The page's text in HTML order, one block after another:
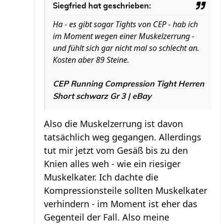
Siegfried hat geschrieben:
Ha - es gibt sogar Tights von CEP - hab ich
im Moment wegen einer Muskelzerrung -
und fühlt sich gar nicht mal so schlecht an.
Kosten aber 89 Steine.
CEP Running Compression Tight Herren
Short schwarz Gr 3 | eBay
Also die Muskelzerrung ist davon
tatsächlich weg gegangen. Allerdings
tut mir jetzt vom Gesäß bis zu den
Knien alles weh - wie ein riesiger
Muskelkater. Ich dachte die
Kompressionsteile sollten Muskelkater
verhindern - im Moment ist eher das
Gegenteil der Fall. Also meine